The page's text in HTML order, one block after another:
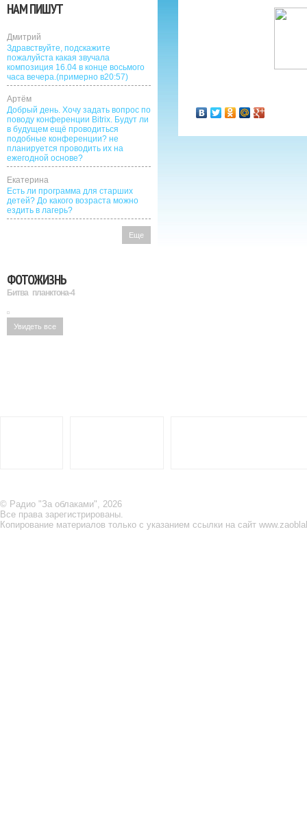
НАМ ПИШУТ
Дмитрий
Здравствуйте, подскажите
пожалуйста какая звучала
композиция 16.04 в конце восьмого
часа вечера.(примерно в20:57)
Артём
Добрый день. Хочу задать вопрос по
поводу конференции Bitrix. Будут ли
в будущем ещё проводиться
подобные конференции? не
планируется проводить их на
ежегодной основе?
Екатерина
Есть ли программа для старших
детей? До какого возраста можно
ездить в лагерь?
Еще
ФОТОЖИЗНЬ
Битва планктона-4
Увидеть все
© Радио "За облаками", 2026
Все права зарегистрированы.
Копирование материалов только с указанием ссылки на сайт